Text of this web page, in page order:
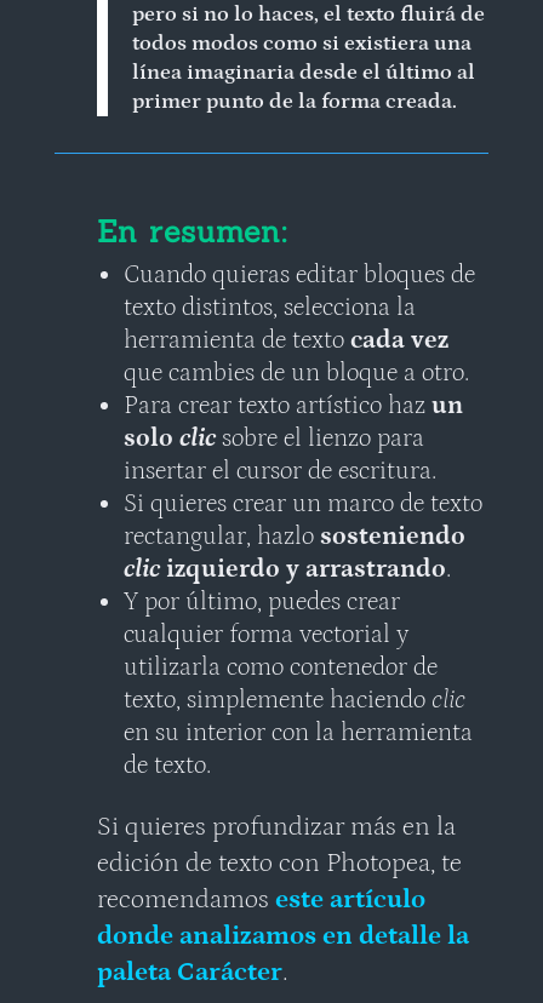
pero si no lo haces, el texto fluirá de
todos modos como si existiera una
línea imaginaria desde el último al
primer punto de la forma creada.
En resumen:
Cuando quieras editar bloques de
texto distintos, selecciona la
herramienta de texto cada vez
que cambies de un bloque a otro.
Para crear texto artístico haz un
solo clicsobre el lienzo para
insertar el cursor de escritura.
Si quieres crear un marco de texto
rectangular, hazlo sosteniendo
clicizquierdo y arrastrando.
Y por último, puedes crear
cualquier forma vectorial y
utilizarla como contenedor de
texto, simplemente haciendo clic
en su interior con la herramienta
de texto.
Si quieres profundizar más en la
edición de texto con Photopea, te
recomendamos este artículo
donde analizamos en detalle la
paleta Carácter.